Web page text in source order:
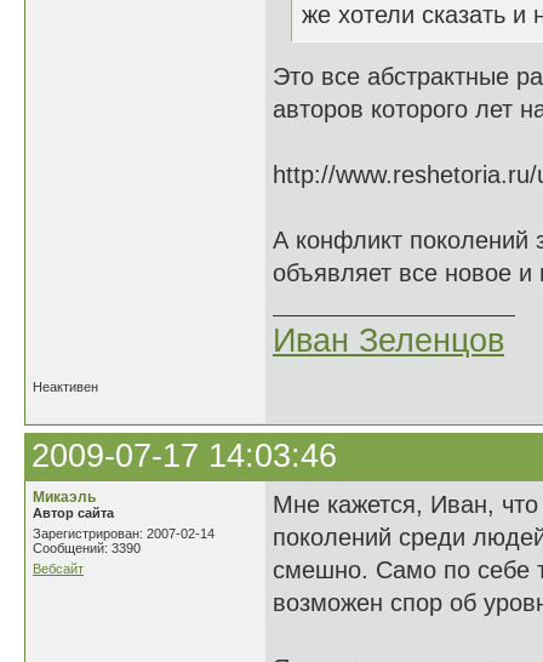
же хотели сказать и
Это все абстрактные
авторов которого лет
http://
А конфликт поколений
объявляет все новое и
Иван Зеленцов
Неактивен
2009-07-17 14:03:46
Микаэль
Автор сайта
Зарегистрирован: 2007-02-14
Сообщений: 3390
Вебсайт
Мне кажется, Иван,
поколений среди
смешно. Само по себе
возможен спор об